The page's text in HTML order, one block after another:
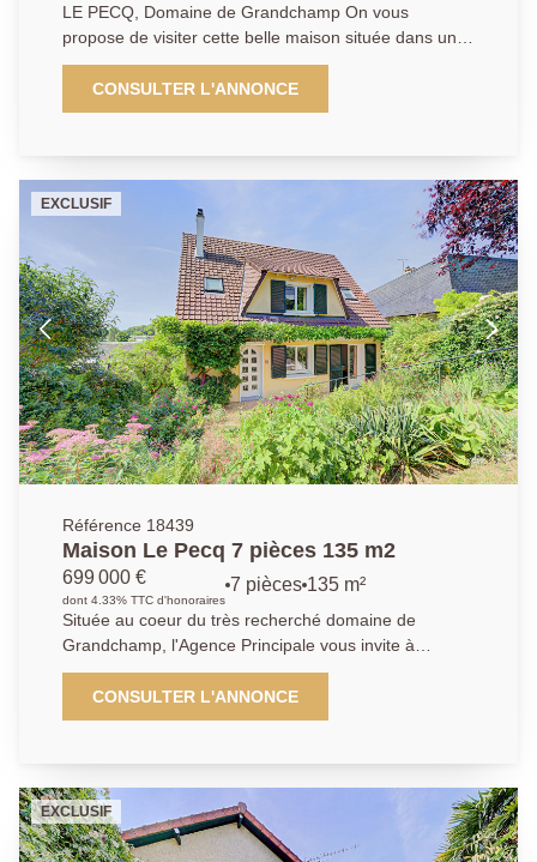
LE PECQ, Domaine de Grandchamp On vous
propose de visiter cette belle maison située dans un
domaine privé en bordure de St Germain en laye
édifiée sur une parcelle d'environ 216m² de terrain
sans nuisance sonore et sans vis-à-vis avec une
à la terrasse et son jardin clos de haies, cuisine
indépendante aménagée & équipée, Wc indépendant.
A l'étage le palier propose l'accès à 3 chambres, salle
de bains, WC indépendant. Au sous-sol un espace
chambre d'invité avec salle de douche, buanderie
installée dans le garage avec un coin atelier.
CONSULTER L'ANNONCE
EXCLUSIF
Référence 18439
Maison Le Pecq 7 pièces 135 m2
699 000 €
dont 4.33% TTC d'honoraires
7 pièces 135 m²
Située au coeur du très recherché domaine de
Grandchamp, l'Agence Principale vous invite à
découvrir cette charmante maison familiale de 1972,
ayant bénéficiée d'une isolation extérieure d'environ
10ans ainsi qu'une réfection complète de la toiture. À
cadre de vie pratique et privilégié. Édifiée sur un
terrain de 401 m², elle développe environ 135 m²
habitables, auxquels s'ajoutent près de 40 m² de
CONSULTER L'ANNONCE
EXCLUSIF